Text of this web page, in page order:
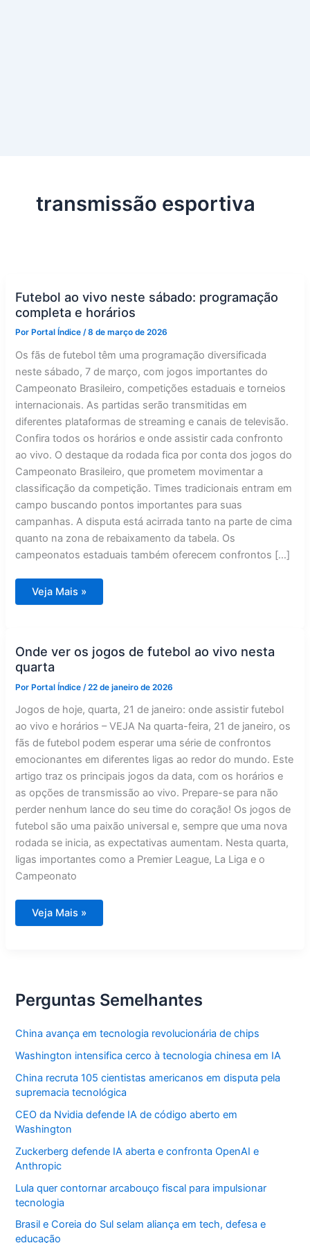
transmissão esportiva
Futebol ao vivo neste sábado: programação
completa e horários
Por Portal Índice/8 de março de 2026
Os fãs de futebol têm uma programação diversificada
neste sábado, 7 de março, com jogos importantes do
Campeonato Brasileiro, competições estaduais e torneios
internacionais. As partidas serão transmitidas em
diferentes plataformas de streaming e canais de televisão.
Confira todos os horários e onde assistir cada confronto
ao vivo. O destaque da rodada fica por conta dos jogos do
Campeonato Brasileiro, que prometem movimentar a
classificação da competição. Times tradicionais entram em
campo buscando pontos importantes para suas
campanhas. A disputa está acirrada tanto na parte de cima
quanto na zona de rebaixamento da tabela. Os
campeonatos estaduais também oferecem confrontos […]
Futebol
completa
e
horários
Veja Mais »
Onde ver os jogos de futebol ao vivo nesta
quarta
PorPortal Índice /22 de janeiro de 2026
Jogos de hoje, quarta, 21 de janeiro: onde assistir futebol
ao vivo e horários – VEJA Na quarta-feira, 21 de janeiro, os
fãs de futebol podem esperar uma série de confrontos
emocionantes em diferentes ligas ao redor do mundo. Este
artigo traz os principais jogos da data, com os horários e
as opções de transmissão ao vivo. Prepare-se para não
perder nenhum lance do seu time do coração! Os jogos de
futebol são uma paixão universal e, sempre que uma nova
rodada se inicia, as expectativas aumentam. Nesta quarta,
ligas importantes como a Premier League, La Liga e o
Campeonato
Onde
ver
quarta
Veja Mais »
Perguntas Semelhantes
China avança em tecnologia revolucionária de chips
Washington intensifica cerco à tecnologia chinesa em IA
China recruta 105 cientistas americanos em disputa pela
supremacia tecnológica
CEO da Nvidia defende IA de código aberto em
Washington
Zuckerberg defende IA aberta e confronta OpenAI e
Anthropic
Lula quer contornar arcabouço fiscal para impulsionar
tecnologia
Brasil e Coreia do Sul selam aliança em tech, defesa e
educação